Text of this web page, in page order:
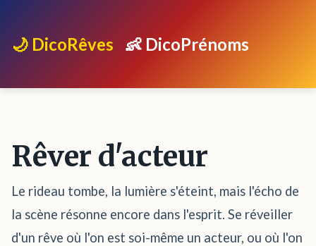
🌙 DicoRêves 👶 DicoPrénoms
Rêver d'acteur
Le rideau tombe, la lumière s'éteint, mais l'écho de
la scène résonne encore dans l'esprit. Se réveiller
d'un rêve où l'on est soi-même un acteur, ou où l'on